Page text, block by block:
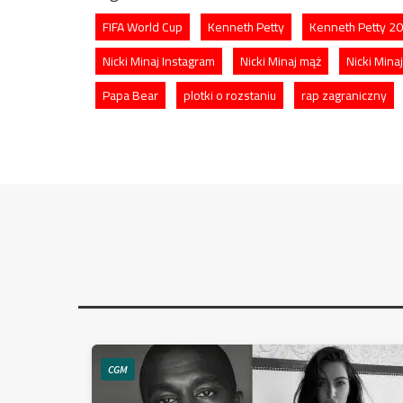
FIFA World Cup Kenneth Petty
Kenneth Petty
Nicki Minaj Instagram
Nicki Minaj mąż
Nicki
Papa Bear
plotki o rozstaniu rap zagraniczny
CGM